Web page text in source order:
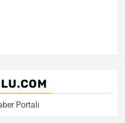
Portalı